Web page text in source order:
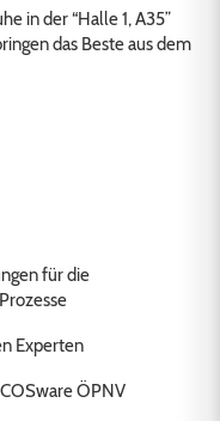
in der “Halle 1, A35”
das Beste aus dem
für die
Experten
ÖPNV